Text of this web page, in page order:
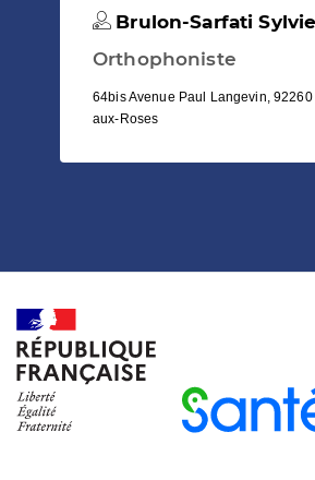
Brulon-Sarfati Sylvie
Orthophoniste
64bis Avenue Paul Langevin,
aux-Roses